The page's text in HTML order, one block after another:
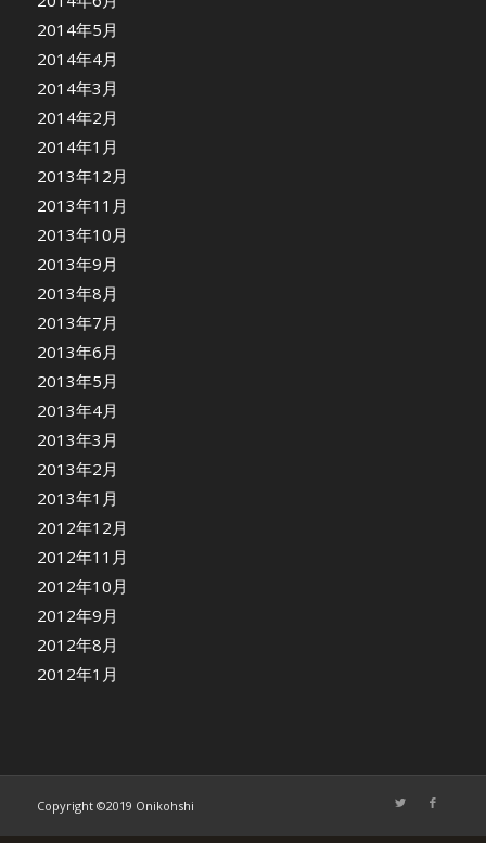
2014年5月
2014年4月
2014年3月
2014年2月
2014年1月
2013年12月
2013年11月
2013年10月
2013年9月
2013年8月
2013年7月
2013年6月
2013年5月
2013年4月
2013年3月
2013年2月
2013年1月
2012年12月
2012年11月
2012年10月
2012年9月
2012年8月
2012年1月
Copyright ©2019 Onikohshi